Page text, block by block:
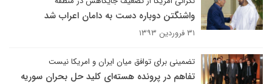
واشنگتن دوباره دست به دامان اعراب شد
۳۱ فروردین ۱۳۹۳
تضمینی برای توافق میان ایران و امریکا نیست
تفاهم در پرونده هسته‌ای کلید حل بحران سوریه